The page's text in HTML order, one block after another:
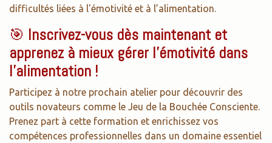
difficultés liées à l'émotivité et à l’alimentation.
🎯 Inscrivez-vous dès maintenant et
apprenez à mieux gérer l’émotivité dans
l’alimentation !
Participez à notre prochain atelier pour découvrir des
outils novateurs comme le Jeu de la Bouchée Consciente.
Prenez part à cette formation et enrichissez vos
compétences professionnelles dans un domaine essentiel